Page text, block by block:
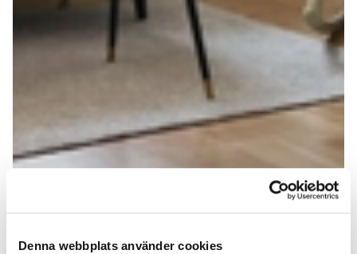
Denna webbplats använder cookies